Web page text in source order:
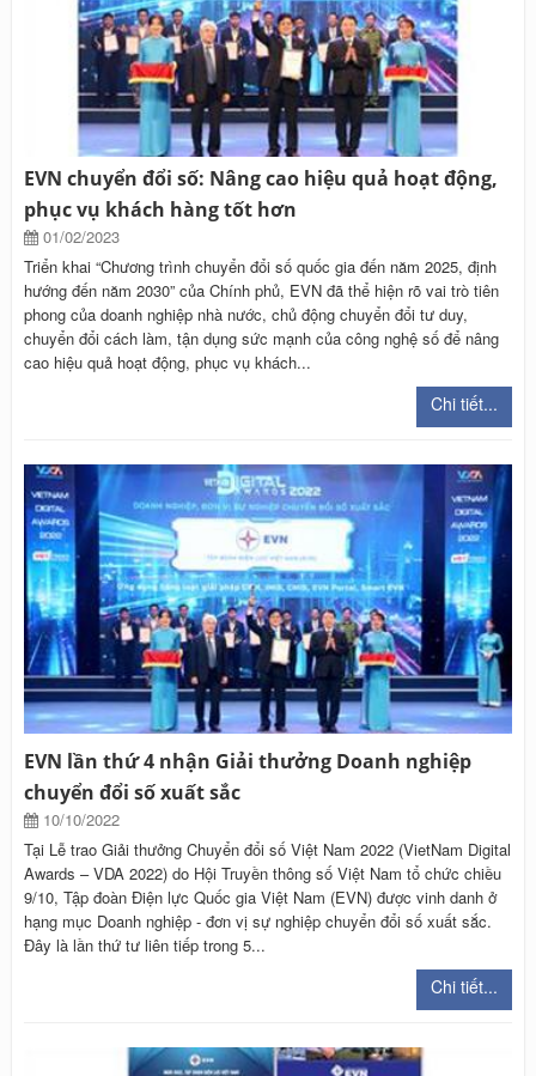
EVN chuyển đổi số: Nâng cao hiệu quả hoạt động,
phục vụ khách hàng tốt hơn
01/02/2023
Triển khai “Chương trình chuyển đổi số quốc gia đến năm 2025, định
hướng đến năm 2030” của Chính phủ, EVN đã thể hiện rõ vai trò tiên
phong của doanh nghiệp nhà nước, chủ động chuyển đổi tư duy,
chuyển đổi cách làm, tận dụng sức mạnh của công nghệ số để nâng
cao hiệu quả hoạt động, phục vụ khách...
Chi tiết...
EVN lần thứ 4 nhận Giải thưởng Doanh nghiệp
chuyển đổi số xuất sắc
10/10/2022
Tại Lễ trao Giải thưởng Chuyển đổi số Việt Nam 2022 (VietNam Digital
Awards – VDA 2022) do Hội Truyền thông số Việt Nam tổ chức chiều
9/10, Tập đoàn Điện lực Quốc gia Việt Nam (EVN) được vinh danh ở
hạng mục Doanh nghiệp - đơn vị sự nghiệp chuyển đổi số xuất sắc.
Đây là lần thứ tư liên tiếp trong 5...
Chi tiết...